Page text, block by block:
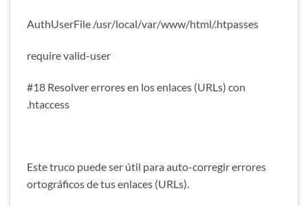
AuthUserFile /usr/local/var/www/html/.htpasses
require valid-user
#18 Resolver errores en los enlaces (URLs) con
.htaccess
Este truco puede ser útil para auto-corregir errores
ortográficos de tus enlaces (URLs).